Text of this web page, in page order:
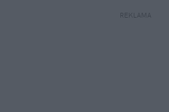
REKLAMA